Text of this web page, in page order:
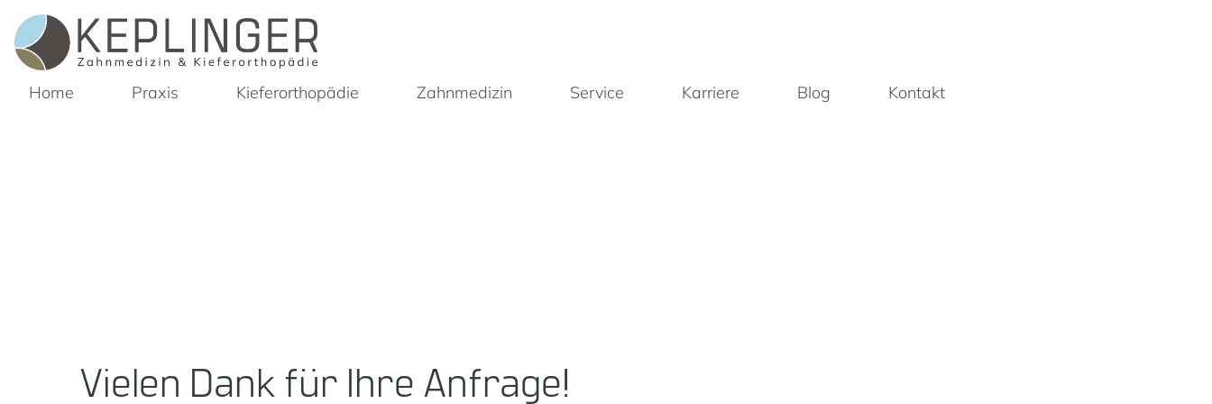
Home Praxis Kieferorthopädie Zahnmedizin Service Karriere Blog Kontakt
Vielen Dank für Ihre Anfrage!